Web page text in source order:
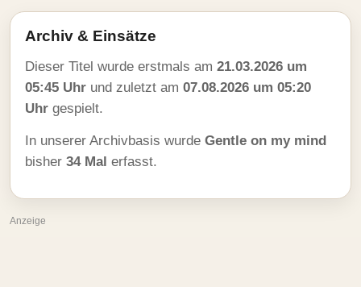
Archiv & Einsätze
Dieser Titel wurde erstmals am 21.03.2026 um
05:45 Uhr und zuletzt am 07.08.2026 um 05:20
Uhr gespielt.
In unserer Archivbasis wurde Gentle on my mind
bisher 34 Mal erfasst.
Anzeige